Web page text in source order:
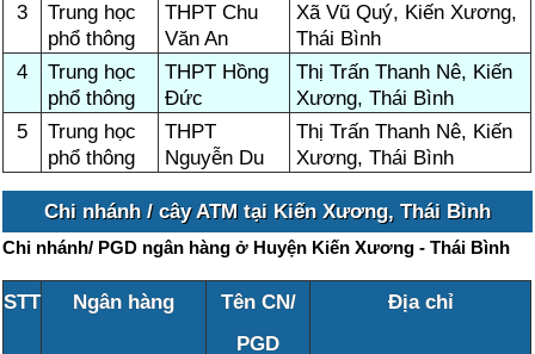
3
Trung học
phổ thông
THPT Chu
Văn An
Xã Vũ Quý, Kiến Xương,
Thái Bình
4
Trung học
phổ thông
THPT Hồng
Đức
Thị Trấn Thanh Nê, Kiến
Xương, Thái Bình
5
Trung học
phổ thông
THPT
Nguyễn Du
Thị Trấn Thanh Nê, Kiến
Xương, Thái Bình
Chi nhánh / cây ATM tại Kiến Xương, Thái Bình
Chi nhánh/ PGD ngân hàng ở Huyện Kiến Xương - Thái Bình
STT Ngân hàng
Tên CN/
PGD
Địa chỉ